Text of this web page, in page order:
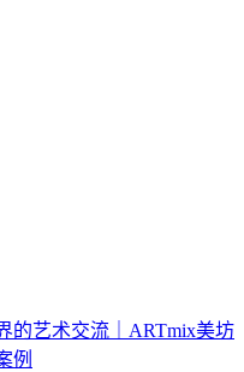
的艺术交流｜ARTmix美坊
例